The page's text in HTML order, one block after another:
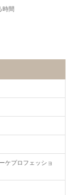
時間
ケプロフェッショ